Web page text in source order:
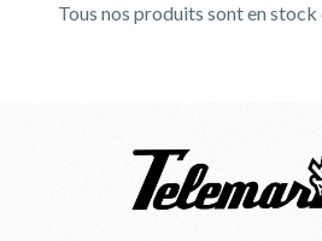
Tous nos produits sont en stock